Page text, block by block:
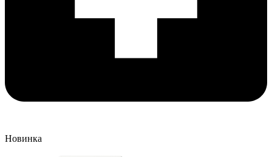
Новинка